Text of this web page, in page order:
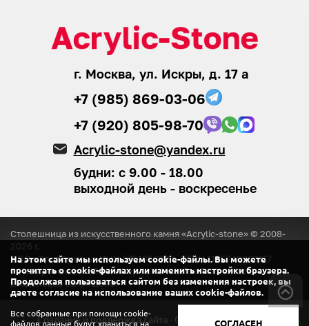
г. Москва, ул. Искры, д. 17 а
+7 (985) 869-03-06
+7 (920) 805-98-70
Acrylic-stone@yandex.ru
будни: с 9.00 - 18.00
выходной день - воскресенье
Столешница из искусственного камня «Acrylic-stone» © 2008-
2026 г.
ООО «ЭлитКамень»ИНН 5751056920, ОГРН 1155749008117
® Копирование любых материалов с сайтабез согласия
владельцев запрещено.
Создание и поддержка сайта - ООО «Регион центр».
На этом сайте мы используем cookie-файлы. Вы можете
прочитать о cookie-файлах или изменить настройки браузера.
Продолжая пользоваться сайтом без изменения настроек, вы
даете согласие на использование ваших cookie-файлов.
Все собранные при помощи cookie-
файлов данные будут храниться на
СОГЛАСЕН